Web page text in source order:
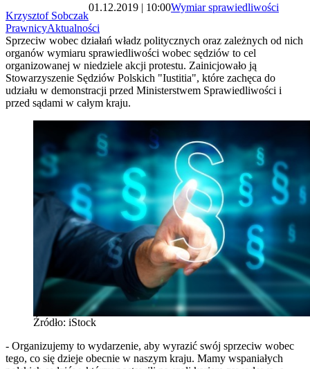
Krzysztof Sobczak
01.12.2019 | 10:00Wymiar sprawiedliwości
PrawnicyAktualności
Sprzeciw wobec działań władz politycznych oraz zależnych od nich
organów wymiaru sprawiedliwości wobec sędziów to cel
organizowanej w niedziele akcji protestu. Zainicjowało ją
Stowarzyszenie Sędziów Polskich "Iustitia", które zachęca do
udziału w demonstracji przed Ministerstwem Sprawiedliwości i
przed sądami w całym kraju.
Źródło: iStock
- Organizujemy to wydarzenie, aby wyrazić swój sprzeciw wobec
tego, co się dzieje obecnie w naszym kraju. Mamy wspaniałych